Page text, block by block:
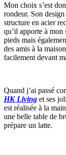
Mon choix s’est
rondeur. Son
structure en acier
qu’il apporte à mon
pieds mais
des amis à la
facilement devant
Quand j’ai passé
HK Living et ses
est réalisée à la
une belle table de
prépare un latte.